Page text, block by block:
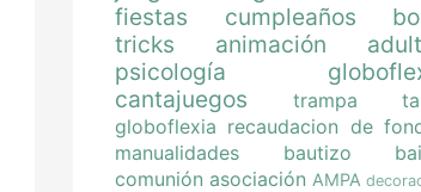
fiestas
cumpleaños
tricks
animación
psicología
cantajuegos
trampa
globoflexia recaudacion de
manualidades
bautizo
comunión asociación AMPA